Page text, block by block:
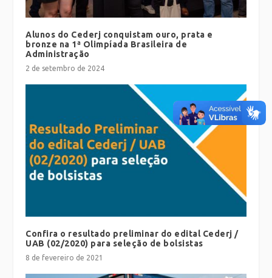
Alunos do Cederj conquistam ouro, prata e
bronze na 1ª Olimpíada Brasileira de
Administração
2 de setembro de 2024
Confira o resultado preliminar do edital Cederj /
UAB (02/2020) para seleção de bolsistas
8 de fevereiro de 2021